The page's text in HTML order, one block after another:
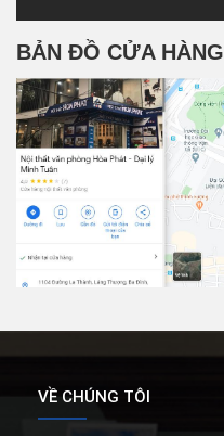
BẢN ĐỒ CỬA HÀNG
VỀ CHÚNG TÔI